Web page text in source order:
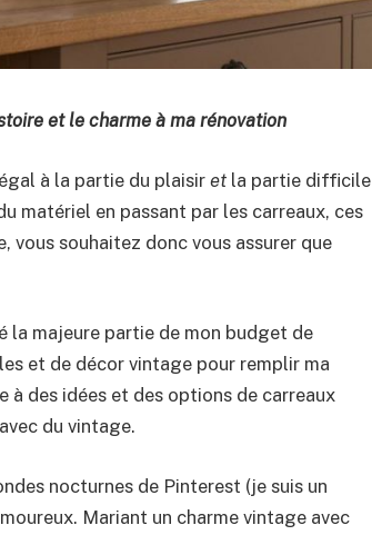
et le charme à ma rénovation
à la partie du plaisiret la partie difficile
matériel en passant par les carreaux, ces
vous souhaitez donc vous assurer que
la majeure partie de mon budget de
et de décor vintage pour remplir ma
à des idées et des options de carreaux
du vintage.
nocturnes de Pinterest (je suis un
Mariant un charme vintage avec